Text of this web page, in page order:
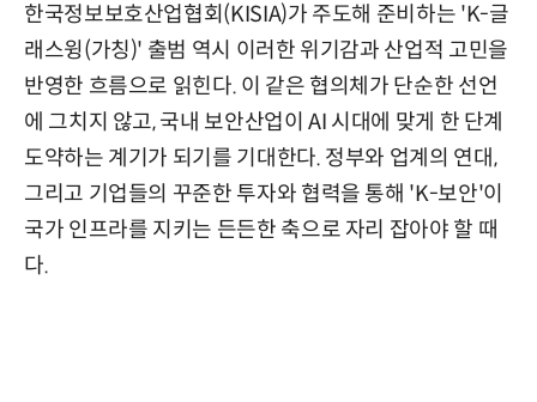
한국정보보호산업협회(KISIA)가 주도해 준비하는 'K-글
래스윙(가칭)' 출범 역시 이러한 위기감과 산업적 고민을
반영한 흐름으로 읽힌다. 이 같은 협의체가 단순한 선언
에 그치지 않고, 국내 보안산업이 AI 시대에 맞게 한 단계
도약하는 계기가 되기를 기대한다. 정부와 업계의 연대,
그리고 기업들의 꾸준한 투자와 협력을 통해 'K-보안'이
국가 인프라를 지키는 든든한 축으로 자리 잡아야 할 때
다.